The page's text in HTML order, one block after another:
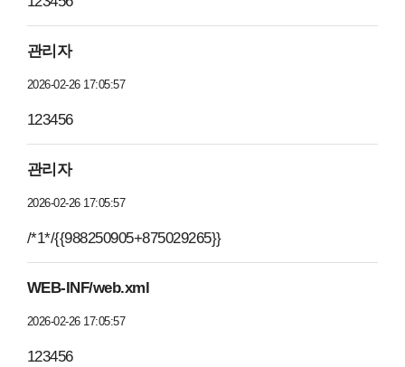
관리자
2026-02-26 17:05:57
123456
관리자
2026-02-26 17:05:57
/*1*/{{988250905+875029265}}
WEB-INF/web.xml
2026-02-26 17:05:57
123456